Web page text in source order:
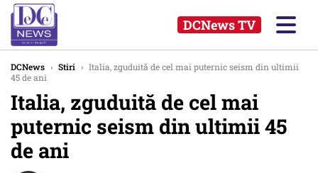
DCNews TV
DCNews › Stiri › Italia, zguduită de cel mai puternic seism din ultimii
45 de ani
Italia, zguduită de cel mai
puternic seism din ultimii 45
de ani